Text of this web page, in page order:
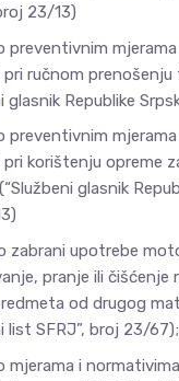
23/13)
preventivnim
pri ručnom prenošenju
glasnik Republike
preventivnim
pri korištenju opreme
glasnik
zabrani upotrebe
pranje ili čišćenje
od drugog
list SFRJ”, broj 23/67);
mjerama i